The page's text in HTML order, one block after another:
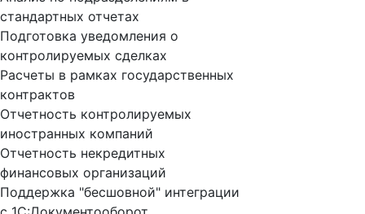
стандартных отчетах
Подготовка уведомления о
контролируемых сделках
Расчеты в рамках государственных
контрактов
Отчетность контролируемых
иностранных компаний
Отчетность некредитных
финансовых организаций
Поддержка "бесшовной" интеграции